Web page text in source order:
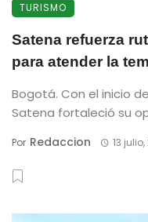
TURISMO
Satena refuerza
para atender la
Bogotá. Con el inicio
Satena fortaleció su
Por Redaccion 13